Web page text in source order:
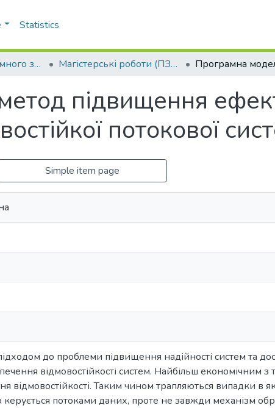
Statistics
Кафедра програмного забезпечення комп’ютерних систем (ПЗКС) Магістерські роботи (ПЗКС)
підвищення
потокової
Simple item page
до проблеми підвищення надійності систем та
відмовостійкості систем. Найбільш економічним з
відмовостійкості. Таким чином трапляються випадки в
потоками даних, проте не завжди механізм